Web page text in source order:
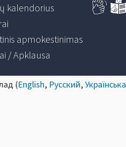
kalendorius
apmokestinimas
/ Apklausa
(English, Русский,Українська